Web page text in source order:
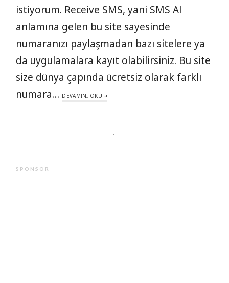
istiyorum. Receive SMS, yani SMS Al
anlamına gelen bu site sayesinde
numaranızı paylaşmadan bazı sitelere ya
da uygulamalara kayıt olabilirsiniz. Bu site
size dünya çapında ücretsiz olarak farklı
numara… DEVAMINI OKU
1
SPONSOR